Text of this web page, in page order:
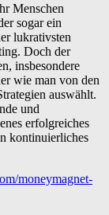
Menschen
sogar ein
lukrativsten
Doch der
insbesondere
wie man von den
auswählt.
und
erfolgreiches
kontinuierliches
moneymagnet-